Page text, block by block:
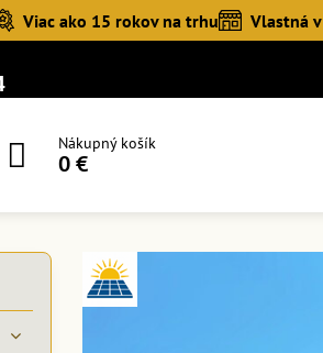
Viac ako 15 rokov na trhu Vlastná
Nákupný košík
0 €